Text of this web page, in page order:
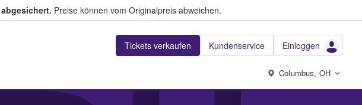
Preise können vom Originalpreis abweichen.
Tickets verkaufen Kundenservice Einloggen
Columbus, OH